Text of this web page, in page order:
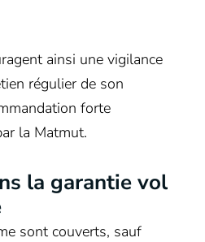
ainsi une vigilance
régulier de son
forte
la Matmut.
la garantie vol
sont couverts, sauf